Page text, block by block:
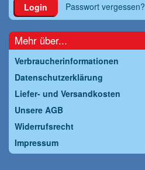
Login Passwort vergessen?
Mehr über...
Verbraucherinformationen
Datenschutzerklärung
Liefer- und Versandkosten
Unsere AGB
Widerrufsrecht
Impressum